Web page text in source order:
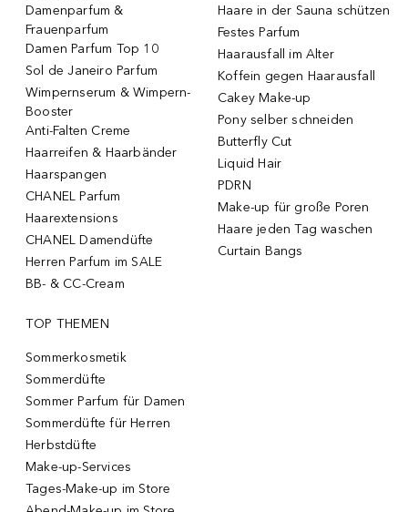
Damenparfum &
Frauenparfum
Damen Parfum Top 10
Sol de Janeiro Parfum
Wimpernserum & Wimpern-
Booster
Anti-Falten Creme
Haarreifen & Haarbänder
Haarspangen
CHANEL Parfum
Haarextensions
CHANEL Damendüfte
Herren Parfum im SALE
BB- & CC-Cream
Haare in der Sauna schützen
Festes Parfum
Haarausfall im Alter
Koffein gegen Haarausfall
Cakey Make-up
Pony selber schneiden
Butterfly Cut
Liquid Hair
PDRN
Make-up für große Poren
Haare jeden Tag waschen
Curtain Bangs
TOP THEMEN
Sommerkosmetik
Sommerdüfte
Sommer Parfum für Damen
Sommerdüfte für Herren
Herbstdüfte
Make-up-Services
Tages-Make-up im Store